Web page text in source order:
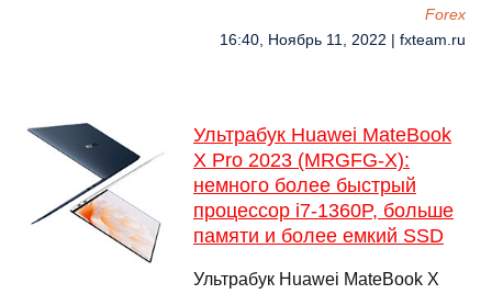
Forex
16:40, Ноябрь 11, 2022 | fxteam.ru
Ультрабук Huawei MateBook
X Pro 2023 (MRGFG-X):
немного более быстрый
процессор i7-1360P, больше
памяти и более емкий SSD
Ультрабук Huawei MateBook X